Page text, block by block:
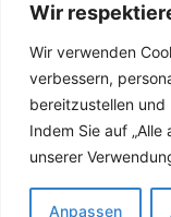
Wir
Wir verwenden
verbessern,
bereitzustellen und
Indem Sie auf
unserer
Anpassen